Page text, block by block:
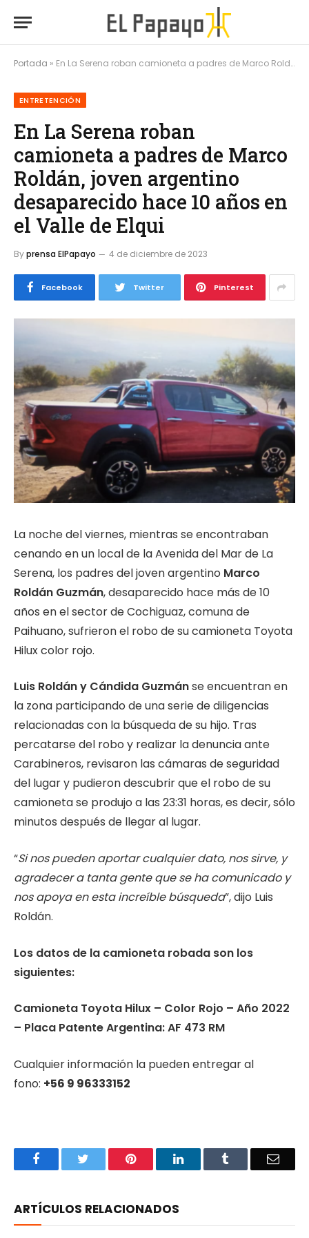
Portada » En La Serena roban camioneta a padres de Marco Roldán, joven argentino desaparecido hace 10 años en el Valle de Elqui
ENTRETENCIÓN
En La Serena roban
camioneta a padres de Marco
Roldán, joven argentino
desaparecido hace 10 años en
el Valle de Elqui
Byprensa ElPapayo 4 de diciembre de 2023
Facebook Twitter Pinterest
La noche del viernes, mientras se encontraban
cenando en un local de la Avenida del Mar de La
Serena, los padres del joven argentino Marco
Roldán Guzmán, desaparecido hace más de 10
años en el sector de Cochiguaz, comuna de
Paihuano, sufrieron el robo de su camioneta Toyota
Hilux color rojo.
Luis Roldán y Cándida Guzmánse encuentran en
la zona participando de una serie de diligencias
relacionadas con la búsqueda de su hijo. Tras
percatarse del robo y realizar la denuncia ante
Carabineros, revisaron las cámaras de seguridad
del lugar y pudieron descubrir que el robo de su
camioneta se produjo a las 23:31 horas, es decir, sólo
minutos después de llegar al lugar.
“Si nos pueden aportar cualquier dato, nos sirve, y
agradecer a tanta gente que se ha comunicado y
nos apoya en esta increíble búsqueda”, dijo Luis
Roldán.
Los datos de la camioneta robada son los
siguientes:
Camioneta Toyota Hilux – Color Rojo – Año 2022
– Placa Patente Argentina: AF 473 RM
Cualquier información la pueden entregar al
fono: +56 9 96333152
Facebook Pinterest LinkedIn Email
ARTÍCULOS RELACIONADOS